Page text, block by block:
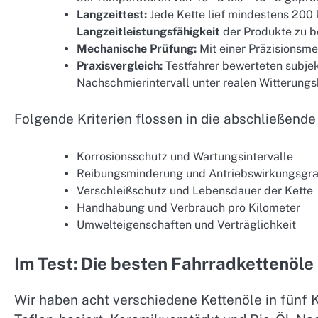
Langzeittest: Jede Kette lief mindestens
Langzeitleistungsfähigkeit der Produkte zu
Mechanische Prüfung: Mit einer
Praxisvergleich: Testfahrer bewerteten
Nachschmierintervall unter realen
Folgende Kriterien flossen in die
Korrosionsschutz und Wartungsintervalle
Reibungsminderung und
Verschleißschutz und Lebensdauer der Kette
Handhabung und Verbrauch pro Kilometer
Umwelteigenschaften und Verträglichkeit
Im Test: Die besten Fahrradkettenöle
Wir haben acht verschiedene Kettenöle in